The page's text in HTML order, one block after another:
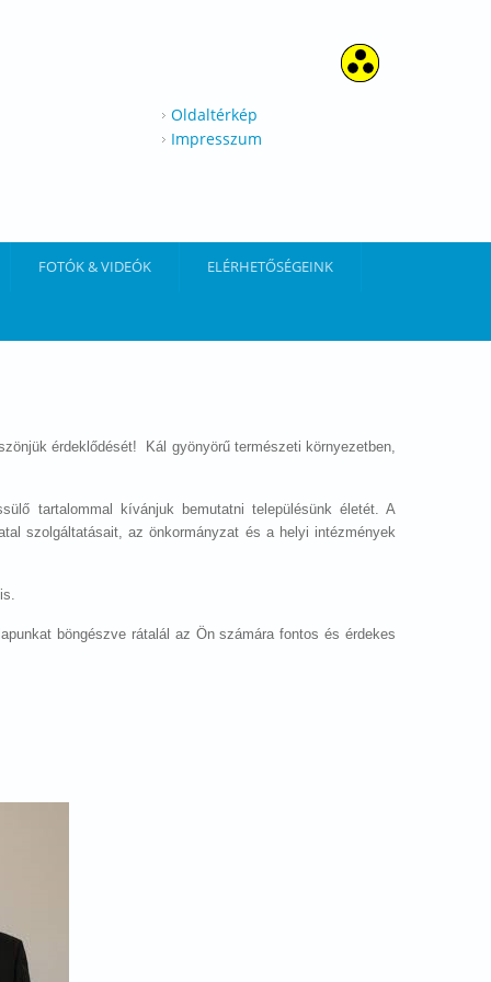
Oldaltérkép
Impresszum
FOTÓK & VIDEÓK ELÉRHETŐSÉGEINK
érdeklődését! Kál gyönyörű természeti környezetben,
tartalommal kívánjuk bemutatni településünk életét. A
szolgáltatásait, az önkormányzat és a helyi intézmények
böngészve rátalál az Ön számára fontos és érdekes